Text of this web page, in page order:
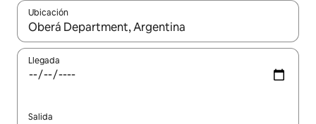
Ubicación
Cuando los resultados estén disponibles, navega con las
Llegada
Salida